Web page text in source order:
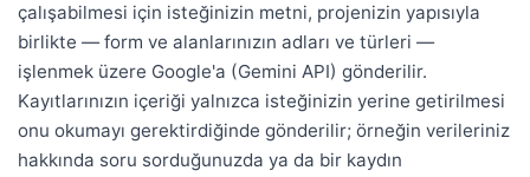
çalışabilmesi için isteğinizin metni, projenizin yapısıyla
birlikte — form ve alanlarınızın adları ve türleri —
işlenmek üzere Google'a (Gemini API) gönderilir.
Kayıtlarınızın içeriği yalnızca isteğinizin yerine getirilmesi
onu okumayı gerektirdiğinde gönderilir; örneğin verileriniz
hakkında soru sorduğunuzda ya da bir kaydın